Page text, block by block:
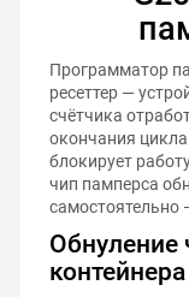
Программатор
ресеттер —
счётчика
окончания
блокирует
чип памперса
Обнуление